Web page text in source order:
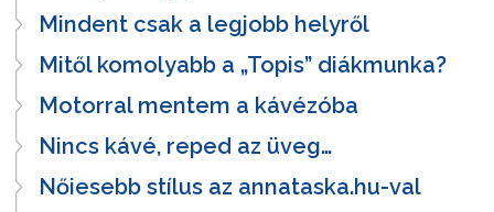
Mindent csak a legjobb helyről
Mitől komolyabb a „Topis” diákmunka?
Motorral mentem a kávézóba
Nincs kávé, reped az üveg…
Nőiesebb stílus az annataska.hu-val